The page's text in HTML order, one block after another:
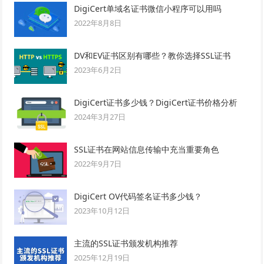
DigiCert单域名证书微信小程序可以用吗
2022年8月8日
DV和EV证书区别有哪些？教你选择SSL证书
2023年6月2日
DigiCert证书多少钱？DigiCert证书价格分析
2024年3月27日
SSL证书在网站信息传输中充当重要角色
2022年9月7日
DigiCert OV代码签名证书多少钱？
2023年10月12日
主流的SSL证书颁发机构推荐
2025年12月19日